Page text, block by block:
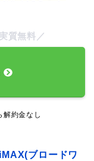
質無料／
約金なし
ブロードワ